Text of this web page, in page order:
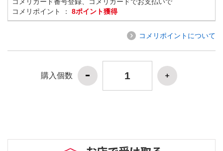
コメリポイント ： 8ポイント獲得
コメリポイントについて
購入個数